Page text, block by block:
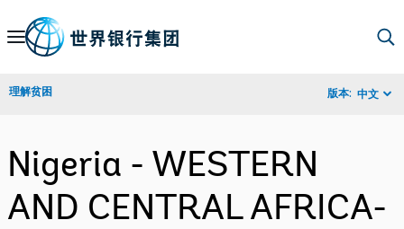
Skip
Navigation
理解贫困 版本: 中文
Nigeria - WESTERN
AND CENTRAL AFRICA-